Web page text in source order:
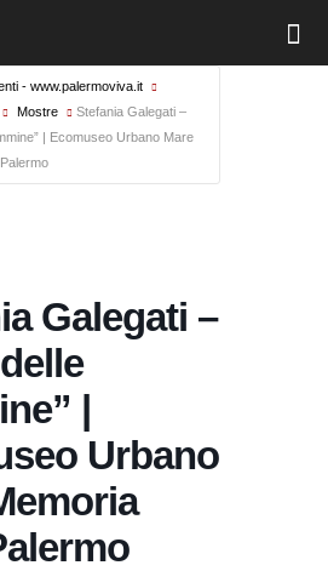
- www.palermoviva.it
Mostre
Stefania Galegati –
| Ecomuseo Urbano Mare
Galegati –
|
Urbano